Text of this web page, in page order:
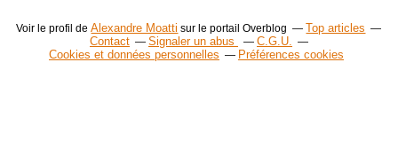
Voir le profil deAlexandre Moatti sur le portail Overblog
Top articles
Contact
Signaler un abus
C.G.U.
Cookies et données personnelles
Préférences cookies